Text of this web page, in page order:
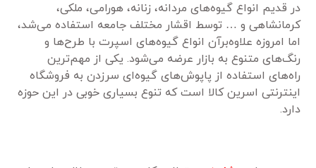
در قدیم انواع گیوه‌های مردانه، زنانه، هورامی، ملکی،
کرمانشاهی و … توسط اقشار مختلف جامعه استفاده می‌شد،
اما امروزه علاوه‌برآن انواع گیوه‌های اسپرت با طرح‌ها و
رنگ‌های متنوع به بازار عرضه می‌شود. یکی از مهم‌ترین
راه‌های استفاده از پاپوش‌های گیوه‌ای سرزدن به فروشگاه
اینترنتی اسرین کالا است که تنوع بسیاری خوبی در این حوزه
دارد.